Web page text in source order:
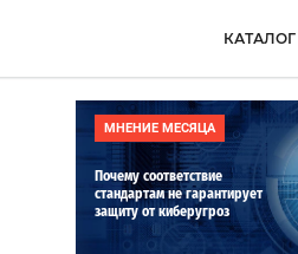
КАТАЛОГ
МНЕНИЕ МЕСЯЦА
Почему соответствие
стандартам не гарантирует
защиту от киберугроз